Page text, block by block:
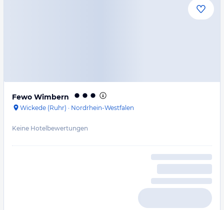
Fewo Wimbern
Wickede (Ruhr) · Nordrhein-Westfalen
Keine Hotelbewertungen